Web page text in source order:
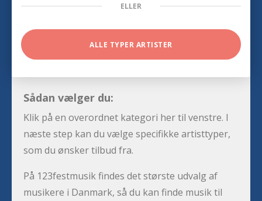
ELLER
ALLE TYPER ARTISTER
Sådan vælger du:
Klik på en overordnet kategori her til venstre. I
næste step kan du vælge specifikke artisttyper,
som du ønsker tilbud fra.
På 123festmusik findes det største udvalg af
musikere i Danmark, så du kan finde musik til